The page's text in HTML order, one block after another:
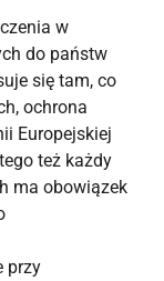
w
do państw
się tam, co
ochrona
Europejskiej
też każdy
ma obowiązek
przy